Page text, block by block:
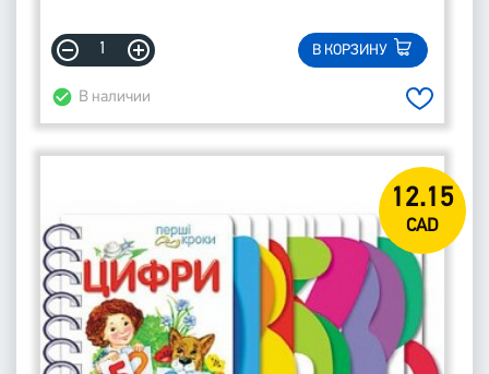
В КОРЗИНУ
В наличии
12.15
CAD